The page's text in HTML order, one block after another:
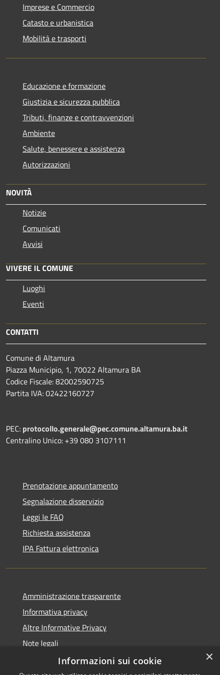
Imprese e Commercio
Catasto e urbanistica
Mobilità e trasporti
Educazione e formazione
Giustizia e sicurezza pubblica
Tributi, finanze e contravvenzioni
Ambiente
Salute, benessere e assistenza
Autorizzazioni
NOVITÀ
Notizie
Comunicati
Avvisi
VIVERE IL COMUNE
Luoghi
Eventi
CONTATTI
Comune di Altamura
Piazza Municipio, 1, 70022 Altamura BA
Codice Fiscale: 82002590725
Partita IVA: 02422160727
PEC: protocollo.generale@pec.comune.altamura.ba.it
Centralino Unico: +39 080 3107111
Prenotazione appuntamento
Segnalazione disservizio
Leggi le FAQ
Richiesta assistenza
IPA Fattura elettronica
Amministrazione trasparente
Informativa privacy
Altre Informative Privacy
Note legali
Dichiarazione di accessibilità
×
Informazioni sui cookie